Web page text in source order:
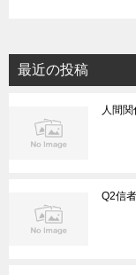
最近の投稿
人間
Q2信